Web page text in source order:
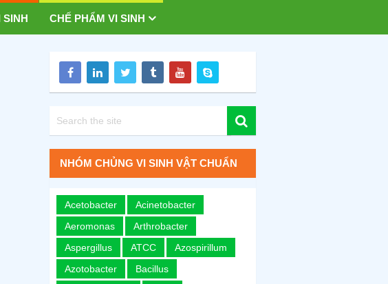
SINH CHẾ PHẨM VI SINH
NHÓM CHỦNG VI SINH VẬT CHUẨN
Acetobacter
Acinetobacter
Aeromonas
Arthrobacter
Aspergillus
ATCC
Azospirillum
Azotobacter
Bacillus